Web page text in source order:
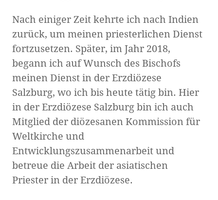
Nach einiger Zeit kehrte ich nach Indien
zurück, um meinen priesterlichen Dienst
fortzusetzen. Später, im Jahr 2018,
begann ich auf Wunsch des Bischofs
meinen Dienst in der Erzdiözese
Salzburg, wo ich bis heute tätig bin. Hier
in der Erzdiözese Salzburg bin ich auch
Mitglied der diözesanen Kommission für
Weltkirche und
Entwicklungszusammenarbeit und
betreue die Arbeit der asiatischen
Priester in der Erzdiözese.